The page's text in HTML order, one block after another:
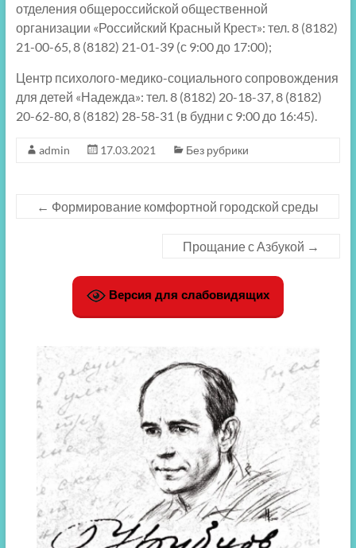
отделения общероссийской общественной
организации «Российский Красный Крест»: тел. 8 (8182)
21-00-65, 8 (8182) 21-01-39 (с 9:00 до 17:00);
Центр психолого-медико-социального сопровождения
для детей «Надежда»: тел. 8 (8182) 20-18-37, 8 (8182)
20-62-80, 8 (8182) 28-58-31 (в будни с 9:00 до 16:45).
admin 17.03.2021 Без рубрики
← Формирование комфортной городской среды
Прощание с Азбукой →
Версия для слабовидящих